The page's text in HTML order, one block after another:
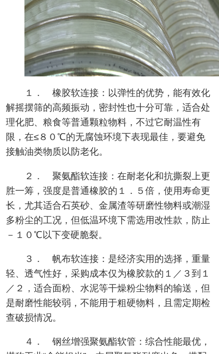
１． 橡胶软连接：以弹性的优势，能有效化
解摇摆筛的高频振动，密封性也十分可靠，适合处
理化肥、粮食等普通颗粒物料，不过它耐温性有
限，在≤８０℃的无腐蚀环境下表现最佳，要避免
接触油类物质以防老化。
２． 聚氨酯软连接：在耐老化和抗撕裂上更
胜一筹，强度是普通橡胶的１．５倍，使用寿命更
长，尤其适合石英砂、金属渣等研磨性物料或潮湿
多粉尘的工况，但低温环境下需选用改性款，防止
－１０℃以下变硬脆裂。
３． 帆布软连接：是经济实用的选择，重量
轻、透气性好，采购成本仅为橡胶款的１／３到１
／２，适合面粉、水泥等干燥粉尘物料的输送，但
是耐磨性能较弱，不能用于粗硬物料，且需定期检
查破损情况。
４． 钢丝增强聚氨酯软管：综合性能最优，